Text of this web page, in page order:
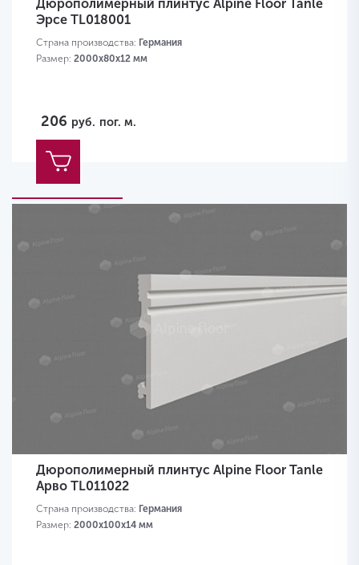
Дюрополимерный плинтус Alpine Floor Tanle
Эрсе TL018001
Страна производства: Германия
Размер: 2000х80x12 мм
206 руб. пог. м.
Дюрополимерный плинтус Alpine Floor Tanle
Арво TL011022
Страна производства: Германия
Размер: 2000х100x14 мм